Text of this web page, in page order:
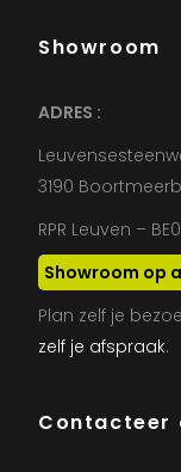
Showroom
ADRES :
3190
RPR Leuven –
Showroom op
Plan zelf je
zelf je afspraak.
Contacteer